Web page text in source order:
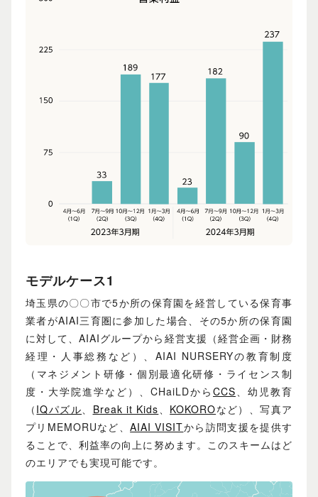
モデルケース1
埼玉県の〇〇市で5か所の保育園を経営している保育事
業者がAIAI三育圏に参加した場合、その5か所の保育園
に対して、AIAIグループから経営支援（経営企画・財務
経理・人事総務など）、AIAI NURSERYの教育制度
（マネジメント研修・個別最適化研修・ライセンス制
度・大学院進学など）、CHaiLDから CCS 、幼児教育
（ IQパズル Break it Kids KOKOROなど）、写真ア
プリMEMORUなど、AIAI VISITから訪問支援を提供す
ることで、利益率の向上に努めます。このスキームはど
のエリアでも実現可能です。